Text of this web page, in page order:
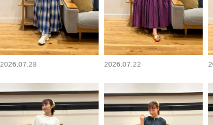
2026.07.28 2026.07.22